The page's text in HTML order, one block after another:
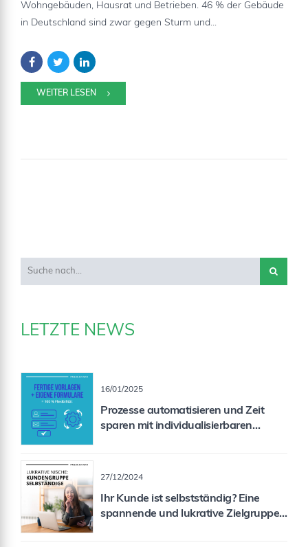
Wohngebäuden, Hausrat und Betrieben. 46 % der Gebäude
in Deutschland sind zwar gegen Sturm und...
WEITER LESEN
LETZTE NEWS
16/01/2025
Prozesse automatisieren und Zeit
sparen mit individualisierbaren
27/12/2024
Ihr Kunde ist selbstständig? Eine
spannende und lukrative Zielgruppe